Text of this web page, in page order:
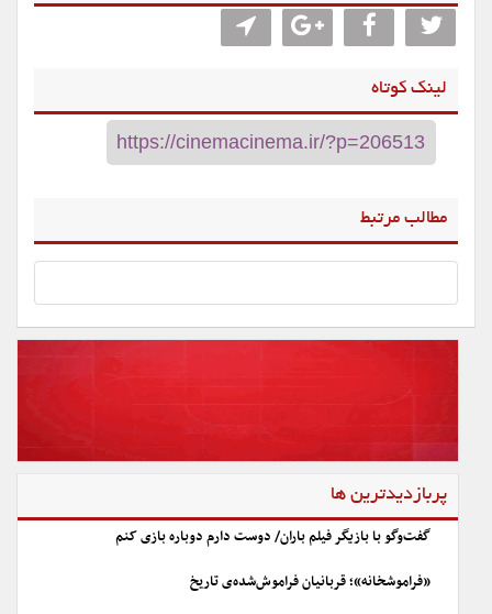
لینک کوتاه
مطالب مرتبط
پربازدیدترین ها
گفت‌وگو با بازیگر فیلم باران/ دوست دارم دوباره بازی کنم
«فراموشخانه»؛ قربانیان فراموش‌شده‌ی تاریخ